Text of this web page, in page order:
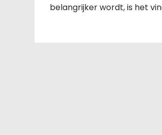
belangrijker wordt, is het